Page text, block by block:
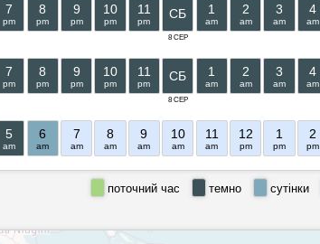
7
pm
8
pm
9
pm
10
pm
11
pm
8 СЕР
СБ 1
am
2
am
3
am
4
am
7
pm
8
pm
9
pm
10
pm
11
pm
8 СЕР
СБ 1
am
2
am
3
am
4
am
5
am
6
am
7
am
8
am
9
am
10
am
11
am
12
pm
1
pm
2
pm
сутінки
темно
поточний час